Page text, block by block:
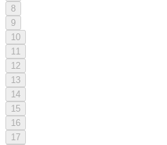
8
9
10
11
12
13
14
15
16
17